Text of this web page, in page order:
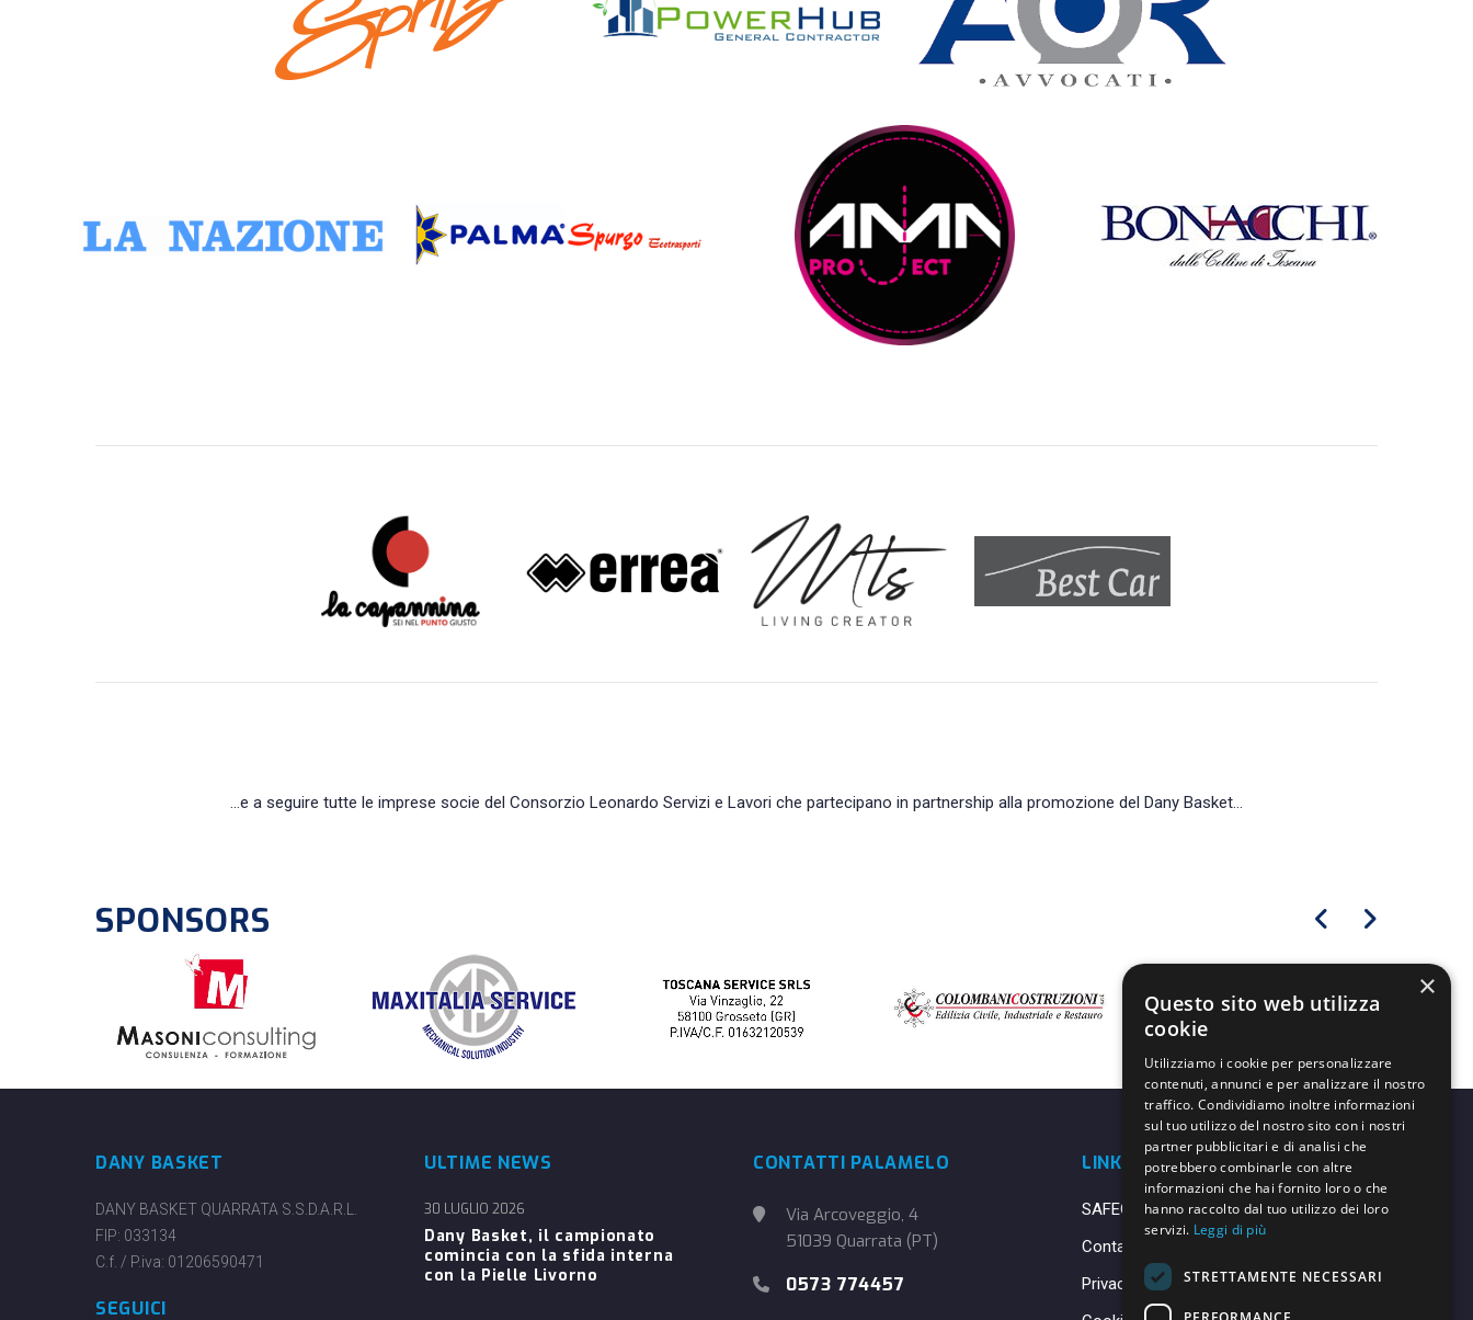
…e a seguire tutte le imprese socie del Consorzio Leonardo Servizi e Lavori che partecipano in partnership alla promozione del Dany Basket…
SPONSORS
DANY BASKET
DANY BASKET QUARRATA S.S.D.A.R.L.
FIP: 033134
C.f. / P.iva: 01206590471
SEGUICI
ULTIME NEWS
Dany Basket, il campionato
comincia con la sfida interna
con la Pielle Livorno
30 LUGLIO 2026
CONTATTI PALAMELO
Via Arcoveggio, 4
51039 Quarrata (PT)
0573 774457
LINK UTILI
SAFEGUARDING
Contatti
Privacy Policy
×
Questo sito web utilizza
cookie
Utilizziamo i cookie per personalizzare
contenuti, annunci e per analizzare il nostro
traffico. Condividiamo inoltre informazioni
sul tuo utilizzo del nostro sito con i nostri
partner pubblicitari e di analisi che
potrebbero combinarle con altre
informazioni che hai fornito loro o che
hanno raccolto dal tuo utilizzo dei loro
servizi. Leggi di più
STRETTAMENTE NECESSARI